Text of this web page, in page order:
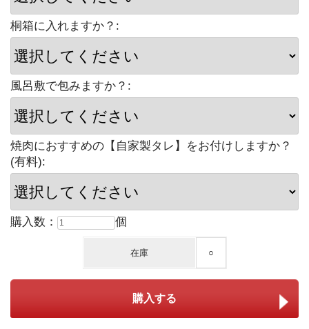
桐箱に入れますか？:
風呂敷で包みますか？:
焼肉におすすめの【自家製タレ】をお付けしますか？
(有料):
購入数： 個
在庫 ○